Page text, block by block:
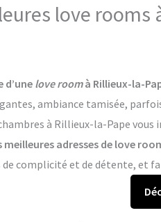
love
d’une love roomà Rillieux-la-
ambiance tamisée,
à Rillieux-la-Pape vous
meilleures adresses de love
complicité et de détente, et